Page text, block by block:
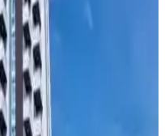
ve kaliteli
uygun şık
özgün tarzınızı
Doldurulabilir
Tasarım